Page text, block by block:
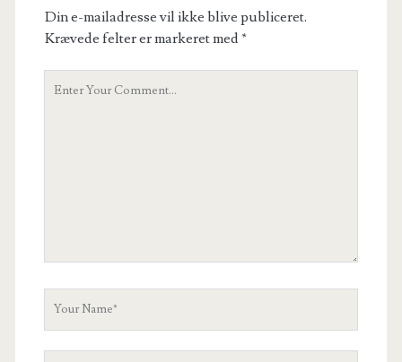
Din e-mailadresse vil ikke blive publiceret.
Krævede felter er markeret med*
Your